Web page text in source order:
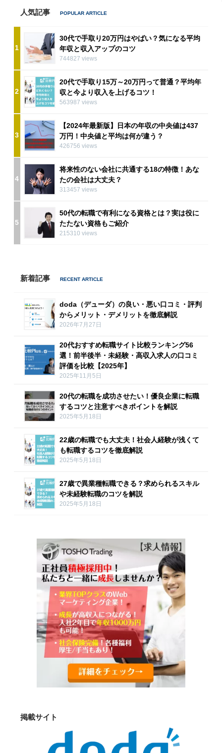
人気記事
1
30代で手取り20万円はやばい？気になる平均
年収と収入アップのコツ
744827 views
2
20代で手取り15万～20万円って普通？平均年
収と今より収入を上げるコツ！
563987 views
3
【2024年最新版】日本の年収の中央値は437
万円！中央値と平均は何が違う？
426756 views
4
将来性のない会社に共通する18の特徴！あな
たの会社は大丈夫？
313457 views
5
50代の転職で有利になる資格とは？実は役に
たたない資格もご紹介
215310 views
新着記事
doda（デューダ）の良い・悪い口コミ・評判
からメリット・デメリットを徹底解説
2026年7月27日
20代おすすめ転職サイト比較ランキング56
選！前半後半・未経験・高収入求人の口コミ
評価を比較【2025年】
2025年11月5日
20代の転職を成功させたい！優良企業に転職
するコツと注意すべきポイントを解説
2025年5月18日
22歳の転職でも大丈夫！社会人経験が浅くて
も転職するコツを徹底解説
2025年5月18日
27歳で異業種転職できる？求められるスキル
や未経験転職のコツを解説
2025年5月18日
掲載サイト